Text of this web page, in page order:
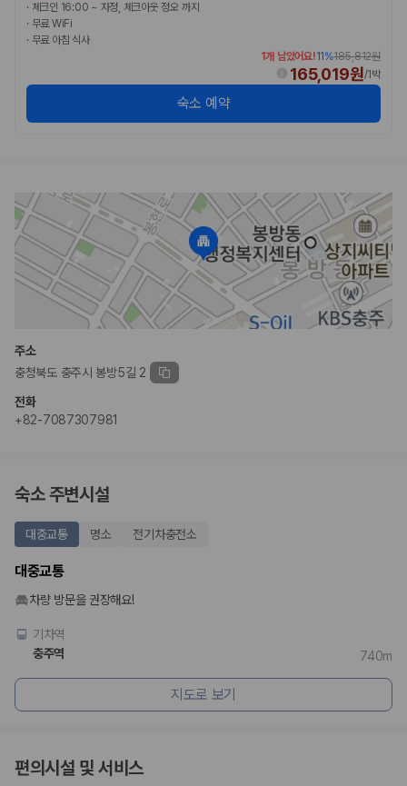
· 체크인 16:00 ~ 자정, 체크아웃 정오 까지
· 무료 WiFi
· 무료 아침 식사
1개 남았어요!11%185,812원
165,019원/1박
숙소 예약
주소
충청북도 충주시 봉방5길 2
전화
+82-7087307981
숙소 주변시설
대중교통 명소 전기차충전소
대중교통
차량 방문을 권장해요!
기차역
충주역
740m
지도로 보기
편의시설 및 서비스